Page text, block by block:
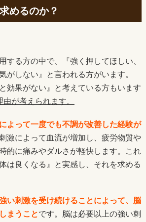
めるのか？
する方の中で、『強く押してほしい、
がしない』と言われる方がいます。
効果がない』と考えている方もいます
由が考えられます。
よって一度でも不調が改善した経験が
激によって血流が増加し、疲労物質や
的に痛みやダルさが軽快します。これ
は良くなる』と実感し、それを求める
い刺激を受け続けることによって、脳
まうことです。脳は必要以上の強い刺